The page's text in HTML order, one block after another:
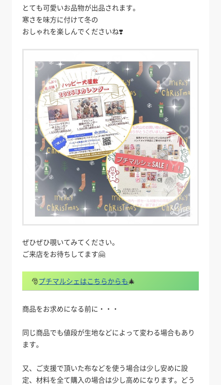
とても可愛いお品物が出品されます。
寒さを味方に付けて冬の
おしゃれを楽しんでくださいね❣️
ぜひぜひ覗いてみてください。
ご来店をお待ちしてます🤗
🎅プチマルシェはこちらからも🎄
商品をお求めになる前に・・・
同じ商品でも値段が生地などによって変わる場合もあり
ます。
又、ご支援で頂いた布などを使う場合は少し安めに設
定、材料を全て購入の場合は少し高めになります。どう